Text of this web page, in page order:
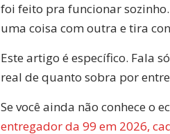
foi feito pra funcionar
uma coisa com outra e tira
Este artigo é específico. Fala
real de quanto sobra por
Se você ainda não conhece o
entregador da 99 em 2026,